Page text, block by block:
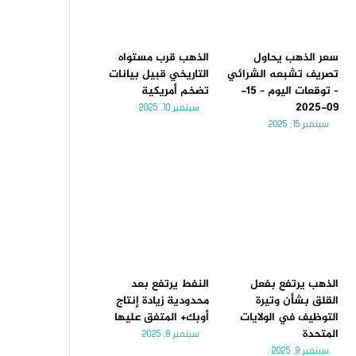
سعر الذهب يحاول
تصريف تشبعه الشرائي
– توقعات اليوم – 15-
09-2025
سبتمبر 15, 2025
الذهب قرب مستواه
التاريخي قبيل بيانات
تضخم أمريكية
سبتمبر 10, 2025
الذهب يرتفع بفعل
القلق بشأن وتيرة
التوظيف في الولايات
المتحدة
سبتمبر 9, 2025
النفط يرتفع بعد
محدودية زيادة إنتاج
أوبك+ المتفق عليها
سبتمبر 8, 2025